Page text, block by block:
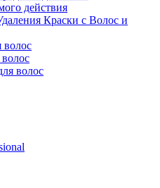
действия
Краски с Волос и
волос
волос